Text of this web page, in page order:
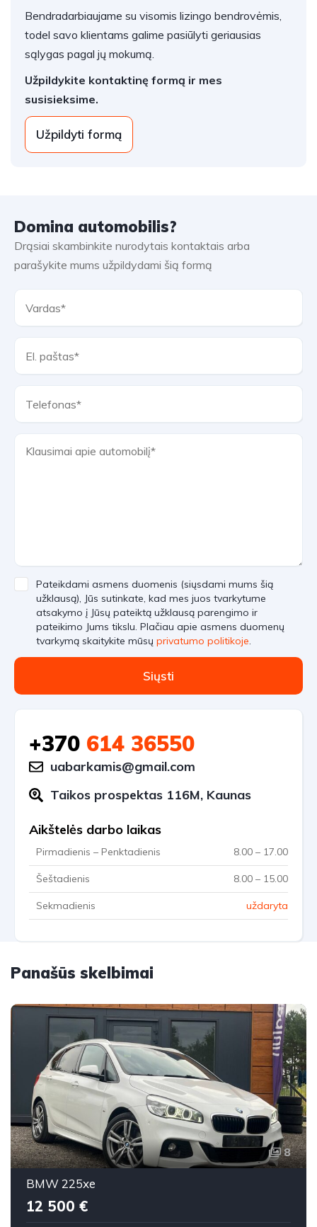
Bendradarbiaujame su visomis lizingo bendrovėmis,
todel savo klientams galime pasiūlyti geriausias
sąlygas pagal jų mokumą.
Užpildykite kontaktinę formą ir mes
susisieksime.
Užpildyti formą
Domina automobilis?
Drąsiai skambinkite nurodytais kontaktais arba
parašykite mums užpildydami šią formą
Pateikdami asmens duomenis (siųsdami mums šią
užklausą), Jūs sutinkate, kad mes juos tvarkytume
atsakymo į Jūsų pateiktą užklausą parengimo ir
pateikimo Jums tikslu. Plačiau apie asmens duomenų
tvarkymą skaitykite mūsų privatumo politikoje.
Siųsti
+370 614 36550
uabarkamis@gmail.com
Taikos prospektas 116M, Kaunas
Aikštelės darbo laikas
Pirmadienis – Penktadienis 8.00 – 17.00
Šeštadienis 8.00 – 15.00
Sekmadienis uždaryta
Panašūs skelbimai
8
BMW 225xe
12 500 €